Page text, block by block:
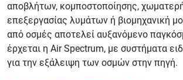
αποβλήτων, κομποστοποίησης,
επεξεργασίας λυμάτων ή βιομηχανική
από οσμές αποτελεί αυξανόμενο
έρχεται η Air Spectrum, με συστήματα
για την εξάλειψη των οσμών στην πηγή.